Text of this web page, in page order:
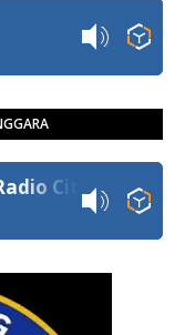
City